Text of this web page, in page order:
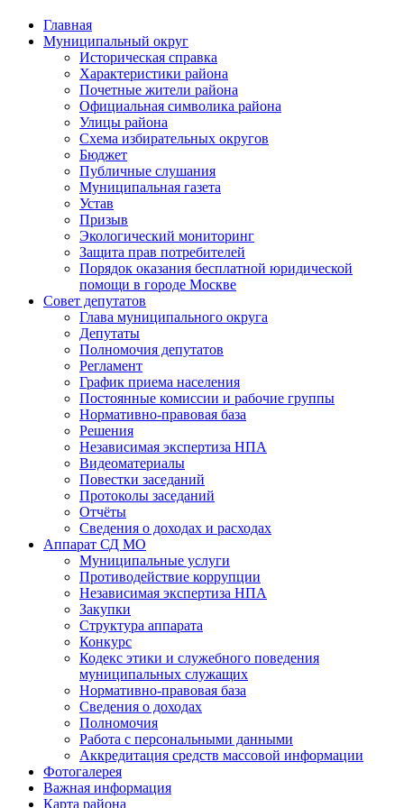
Главная
Муниципальный округ
Историческая справка
Характеристики района
Почетные жители района
Официальная символика района
Улицы района
Схема избирательных округов
Бюджет
Публичные слушания
Муниципальная газета
Устав
Призыв
Экологический мониторинг
Защита прав потребителей
Порядок оказания бесплатной юридической
помощи в городе Москве
Совет депутатов
Глава муниципального округа
Депутаты
Полномочия депутатов
Регламент
График приема населения
Постоянные комиссии и рабочие группы
Нормативно-правовая база
Решения
Независимая экспертиза НПА
Видеоматериалы
Повестки заседаний
Протоколы заседаний
Отчёты
Сведения о доходах и расходах
Аппарат СД МО
Муниципальные услуги
Противодействие коррупции
Независимая экспертиза НПА
Закупки
Структура аппарата
Конкурс
Кодекс этики и служебного поведения
муниципальных служащих
Нормативно-правовая база
Сведения о доходах
Полномочия
Работа с персональными данными
Аккредитация средств массовой информации
Фотогалерея
Важная информация
Карта района